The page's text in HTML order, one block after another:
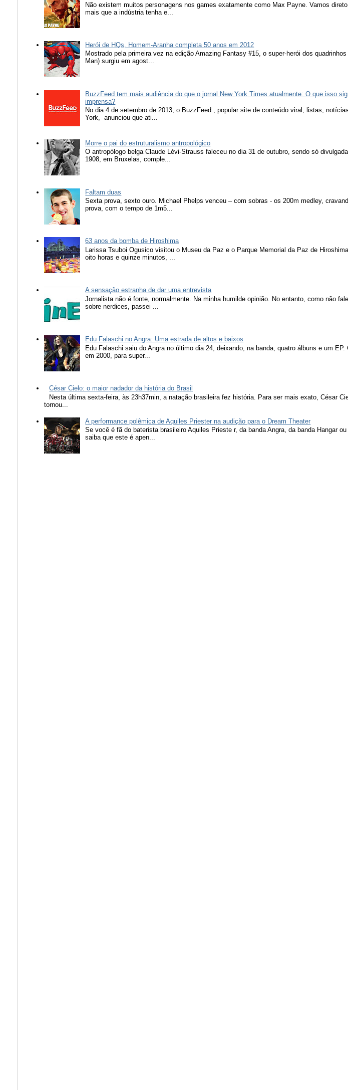
Não existem muitos personagens nos games exatamente como Max Payne. Vamos
mais que a indústria tenha e...
Herói de HQs, Homem-Aranha completa 50 anos em 2012
Mostrado pela primeira vez na edição Amazing Fantasy #15, o super-herói dos
Man) surgiu em agost...
BuzzFeed tem mais audiência do que o jornal New York Times atualmente: O que isso
imprensa?
No dia 4 de setembro de 2013, o BuzzFeed , popular site de conteúdo viral, listas,
York, anunciou que ati...
Morre o pai do estruturalismo antropológico
O antropólogo belga Claude Lévi-Strauss faleceu no dia 31 de outubro, sendo só
1908, em Bruxelas, comple...
Faltam duas
Sexta prova, sexto ouro. Michael Phelps venceu – com sobras - os 200m medley,
prova, com o tempo de 1m5...
63 anos da bomba de Hiroshima
Larissa Tsuboi Ogusico visitou o Museu da Paz e o Parque Memorial da Paz de
oito horas e quinze minutos, ...
A sensação estranha de dar uma entrevista
Jornalista não é fonte, normalmente. Na minha humilde opinião. No entanto, como não
sobre nerdices, passei ...
Edu Falaschi no Angra: Uma estrada de altos e baixos
Edu Falaschi saiu do Angra no último dia 24, deixando, na banda, quatro álbuns e um EP.
em 2000, para super...
César Cielo: o maior nadador da história do Brasil
Nesta última sexta-feira, às 23h37min, a natação brasileira fez história. Para ser mais exato, César
tornou...
A performance polêmica de Aquiles Priester na audição para o Dream Theater
Se você é fã do baterista brasileiro Aquiles Prieste r, da banda Angra, da banda Hangar
saiba que este é apen...